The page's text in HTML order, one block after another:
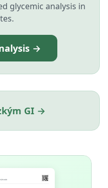
glycemic analysis in
→
GI →